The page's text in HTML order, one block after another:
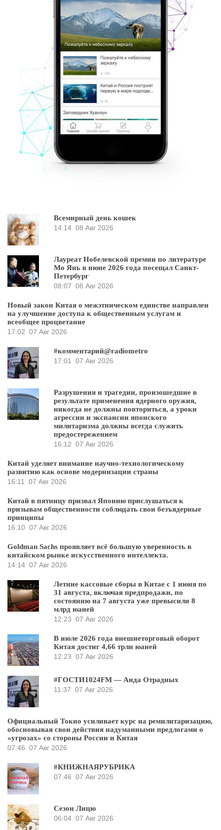
Всемирный день кошек
14:14 08 Авг 2026
Лауреат Нобелевской премии по литературе
Мо Янь в июне 2026 года посещал Санкт-
Петербург
08:07 08 Авг 2026
Новый закон Китая о межэтническом единстве направлен
на улучшение доступа к общественным услугам и
всеобщее процветание
17:02 07 Авг 2026
#комментарий@radiometro
17:01
07 Авг 2026
Разрушения и трагедии, произошедшие в
результате применения ядерного оружия,
никогда не должны повториться, а уроки
агрессии и экспансии японского
милитаризма должны всегда служить
предостережением
16:12 07 Авг 2026
Китай уделяет внимание научно-технологическому
развитию как основе модернизации страны
16:11
07 Авг 2026
Китай в пятницу призвал Японию прислушаться к
призывам общественности соблюдать свои безъядерные
принципы
16:10 07 Авг 2026
Goldman Sachs проявляет всё большую уверенность в
китайском рынке искусственного интеллекта.
14:14 07 Авг 2026
Летние кассовые сборы в Китае с 1 июня по
31 августа, включая предпродажи, по
состоянию на 7 августа уже превысили 8
млрд юаней
12:23 07 Авг 2026
В июле 2026 года внешнеторговый оборот
Китая достиг 4,66 трлн юаней
12:23 07 Авг 2026
#ГОСТИ1024FM — Аида Отрадных
11:37 07 Авг 2026
Официальный Токио усиливает курс на ремилитаризацию,
обосновывая свои действия надуманными предлогами о
«угрозах» со стороны России и Китая
07:46 07 Авг 2026
#КНИЖНАЯРУБРИКА
07:46 07 Авг 2026
Сезон Лицю
06:04 07 Авг 2026